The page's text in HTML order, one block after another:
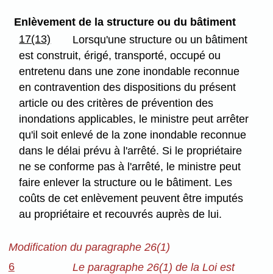
Enlèvement de la structure ou du bâtiment
17(13)
Lorsqu'une structure ou un bâtiment
est construit, érigé, transporté, occupé ou
entretenu dans une zone inondable reconnue
en contravention des dispositions du présent
article ou des critères de prévention des
inondations applicables, le ministre peut arrêter
qu'il soit enlevé de la zone inondable reconnue
dans le délai prévu à l'arrêté. Si le propriétaire
ne se conforme pas à l'arrêté, le ministre peut
faire enlever la structure ou le bâtiment. Les
coûts de cet enlèvement peuvent être imputés
au propriétaire et recouvrés auprès de lui.
Modification du paragraphe 26(1)
6
Le paragraphe 26(1) de la Loi est